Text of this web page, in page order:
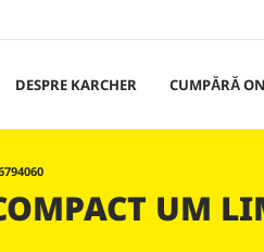
DESPRE KARCHER CUMPĂRĂ
UM